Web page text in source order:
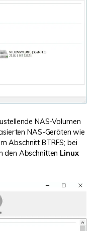
NAS-Volumen
NAS-Geräten wie
Abschnitt BTRFS; bei
den Abschnitten Linux